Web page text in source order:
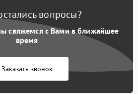
вопросы?
свяжемся с Вами в ближайшее
время
Заказать звонок